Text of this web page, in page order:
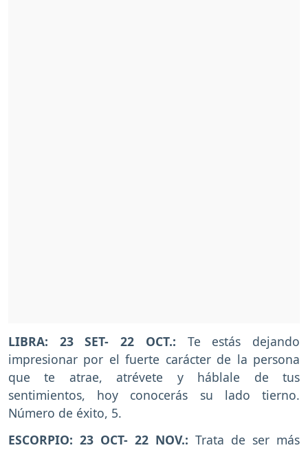
LIBRA: 23 SET- 22 OCT.: Te estás dejando
impresionar por el fuerte carácter de la persona
que te atrae, atrévete y háblale de tus
sentimientos, hoy conocerás su lado tierno.
Número de éxito, 5.
ESCORPIO: 23 OCT- 22 NOV.: Trata de ser más